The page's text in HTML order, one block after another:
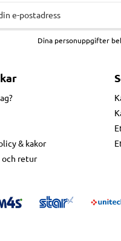
Dina personuppgifter
& kakor
och retur